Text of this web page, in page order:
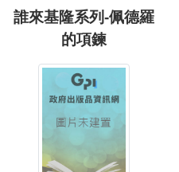
誰來基隆系列-佩德羅
的項鍊